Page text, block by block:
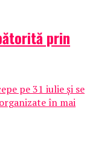
prin
pe 31 iulie și se
în mai